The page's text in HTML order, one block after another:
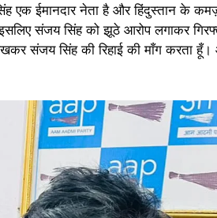
एक ईमानदार नेता है और हिंदुस्तान के
संजय सिंह को झूठे आरोप लगाकर
संजय सिंह की रिहाई की माँग करता